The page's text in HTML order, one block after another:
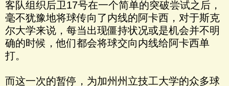
客队组织后卫17号在一个简单的突破尝试之后，
毫不犹豫地将球传向了内线的阿卡西，对于斯克
尔大学来说，每当出现僵持状况或是机会并不明
确的时候，他们都会将球交向内线给阿卡西单
打。
而这一次的暂停，为加州州立技工大学的众多球